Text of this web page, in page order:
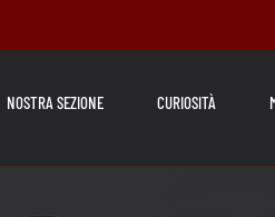
NOSTRA SEZIONE CURIOSITÀ